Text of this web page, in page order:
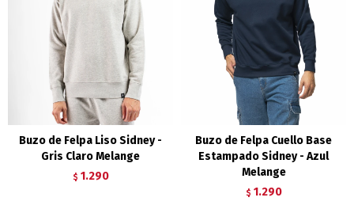
Buzo de Felpa Liso Sidney -
Gris Claro Melange
$ 1.290
Buzo de Felpa Cuello Base
Estampado Sidney - Azul
Melange
$ 1.290